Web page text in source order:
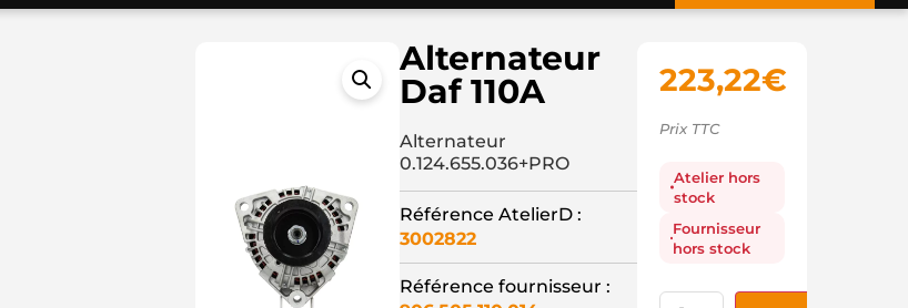
Alternateur
Daf 110A
Alternateur
0.124.655.036+PRO
Référence AtelierD :
3002822
Référence fournisseur :
223,22€
Prix TTC
Atelier hors
stock
Fournisseur
hors stock